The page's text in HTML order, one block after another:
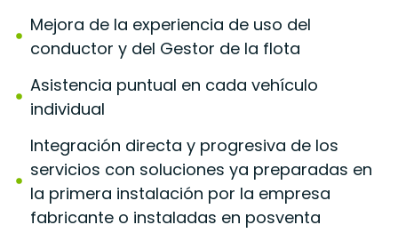
Mejora de la experiencia de uso del
conductor y del Gestor de la flota
Asistencia puntual en cada vehículo
individual
Integración directa y progresiva de los
servicios con soluciones ya preparadas en
la primera instalación por la empresa
fabricante o instaladas en posventa